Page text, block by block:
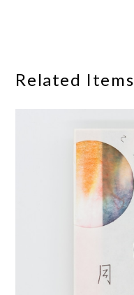
Related Items